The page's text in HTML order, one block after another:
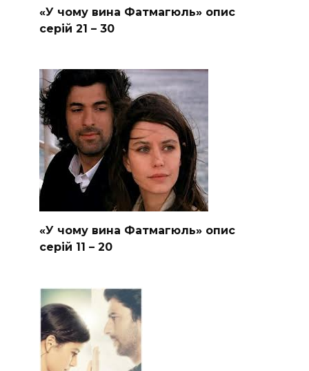
«У чому вина Фатмагюль» опис
серій 21 – 30
«У чому вина Фатмагюль» опис
серій 11 – 20